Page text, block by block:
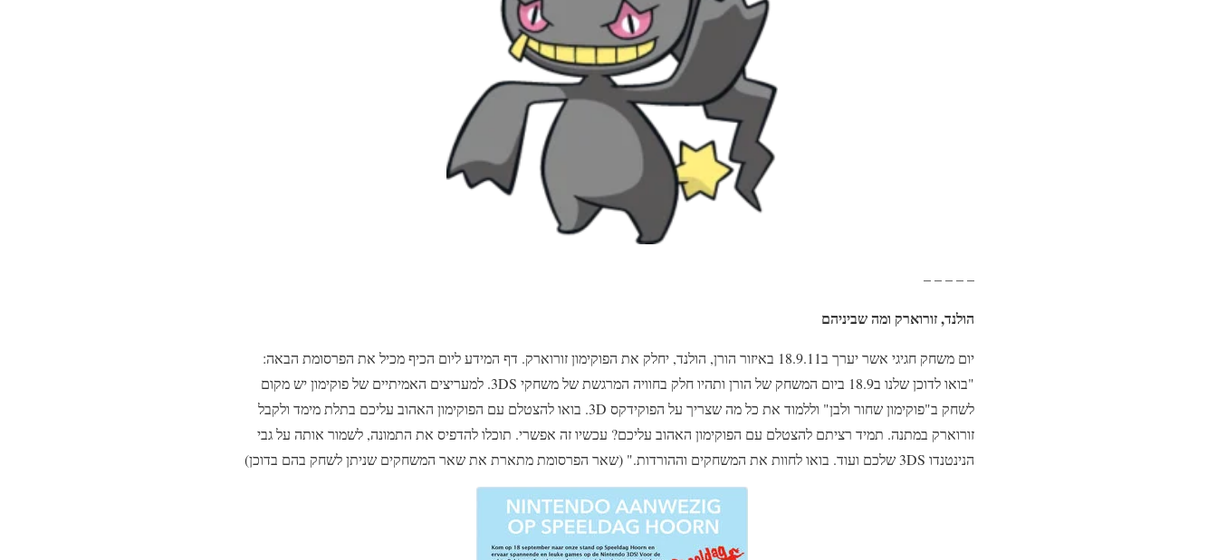
– – – – –
הולנד, זורוארק ומה שביניהם
יום משחק חגיגי אשר יערך ב18.9.11 באיזור הורן, הולנד, יחלק את הפוקימון זורוארק. דף המידע ליום הכיף מכיל את הפרסומת הבאה:
"בואו לדוכן שלנו ב18.9 ביום המשחק של הורן ותהיו חלק בחוויה המרגשת של משחקי 3DS. למעריצים האמיתיים של פוקימון יש מקום
לשחק ב"פוקימון שחור ולבן" וללמוד את כל מה שצריך על הפוקידקס 3D. בואו להצטלם עם הפוקימון האהוב עליכם בתלת מימד ולקבל
זורוארק במתנה. תמיד רציתם להצטלם עם הפוקימון האהוב עליכם? עכשיו זה אפשרי. תוכלו להדפיס את התמונה, לשמור אותה על גבי
הנינטנדו 3DS שלכם ועוד. בואו לחוות את המשחקים וההורדות." (שאר הפרסומת מתארת את שאר המשחקים שניתן לשחק בהם בדוכן)